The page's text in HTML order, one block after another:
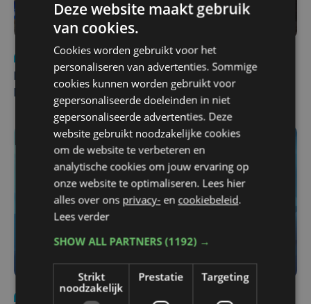
Nieuws
di 4 augustus | 09:32
Man en vrouw dood aangetroffen in woning in Sint-
Pieters Brugge
do 6 augustus | 21:30
Deze website maakt gebruik
van cookies.
Cookies worden gebruikt voor het
personaliseren van advertenties. Sommige
cookies kunnen worden gebruikt voor
gepersonaliseerde doeleinden in niet
gepersonaliseerde advertenties. Deze
website gebruikt noodzakelijke cookies
om de website te verbeteren en
analytische cookies om jouw ervaring op
onze website te optimaliseren. Lees hier
alles over ons privacy- en cookiebeleid.
Lees verder
SHOW ALL PARTNERS(1192) →
Strikt
noodzakelijk
Prestatie Targeting